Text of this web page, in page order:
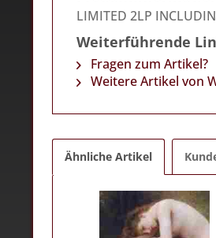
LIMITED 2LP
Weiterführende
Fragen zum Artikel?
Weitere Artikel von
Ähnliche Artikel